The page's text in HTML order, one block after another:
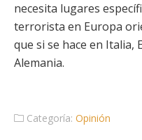
necesita lugares
terrorista en Europa
que si se hace en Italia,
Alemania.
Categoría: Opinión